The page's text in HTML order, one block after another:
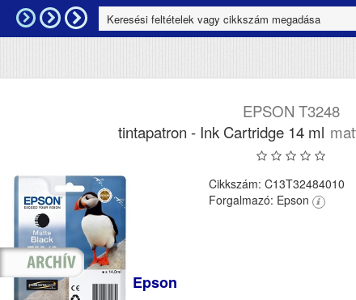
EPSON T3248
tintapatron - Ink Cartridge 14 ml
Epson
Cikkszám: C13T32484010
Forgalmazó: Epson